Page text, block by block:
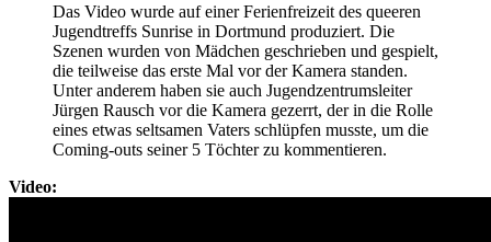
Das Video wurde auf einer Ferienfreizeit des queeren
Jugendtreffs Sunrise in Dortmund produziert. Die
Szenen wurden von Mädchen geschrieben und gespielt,
die teilweise das erste Mal vor der Kamera standen.
Unter anderem haben sie auch Jugendzentrumsleiter
Jürgen Rausch vor die Kamera gezerrt, der in die Rolle
eines etwas seltsamen Vaters schlüpfen musste, um die
Coming-outs seiner 5 Töchter zu kommentieren.
Video: